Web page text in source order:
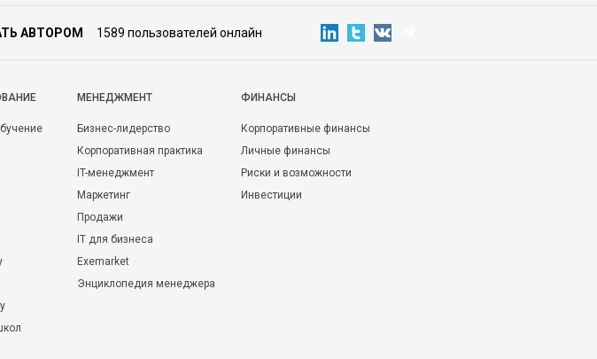
АВТОРОМ 1589 пользователей онлайн
МЕНЕДЖМЕНТ
Бизнес-лидерство
Корпоративная практика
IT-менеджмент
Маркетинг
Продажи
IT для бизнеса
Exemarket
Энциклопедия менеджера
ФИНАНСЫ
Корпоративные финансы
Личные финансы
Риски и возможности
Инвестиции